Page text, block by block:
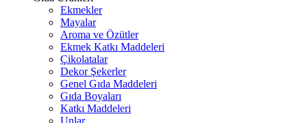
Ekmekler
Mayalar
Aroma ve Özütler
Ekmek Katkı Maddeleri
Çikolatalar
Dekor Şekerler
Genel Gıda Maddeleri
Gıda Boyaları
Katkı Maddeleri
Unlar